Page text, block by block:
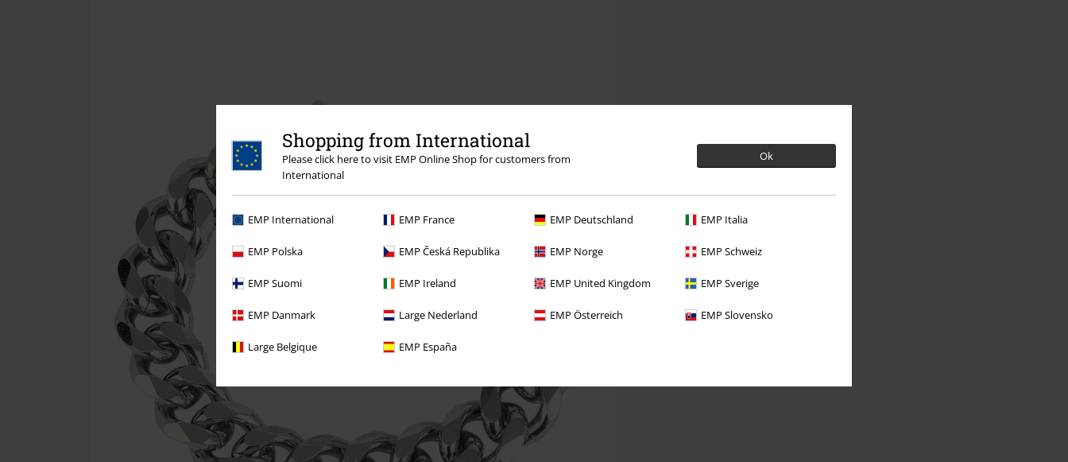
Shopping from International
Please click here to visit EMP Online Shop for customers from
International
Ok
EMP International EMP France EMP Deutschland EMP Italia
EMP Polska EMP Česká Republika EMP Norge EMP Schweiz
EMP Suomi EMP Ireland EMP United Kingdom EMP Sverige
EMP Danmark Large Nederland EMP Österreich EMP Slovensko
Large Belgique EMP España